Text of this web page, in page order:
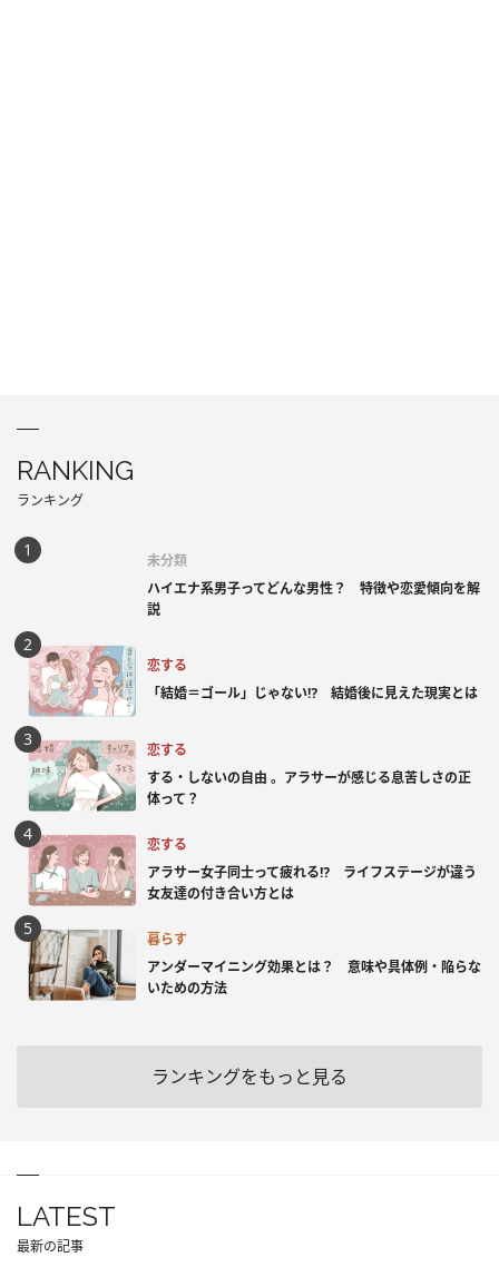
RANKING
ランキング
未分類
ハイエナ系男子ってどんな男性？ 特徴や恋愛傾向を解
説
恋する
「結婚＝ゴール」じゃない⁉ 結婚後に見えた現実とは
恋する
する・しないの自由 。アラサーが感じる息苦しさの正
体って？
恋する
アラサー女子同士って疲れる⁉ ライフステージが違う
女友達の付き合い方とは
暮らす
アンダーマイニング効果とは？ 意味や具体例・陥らな
いための方法
ランキングをもっと見る
LATEST
最新の記事